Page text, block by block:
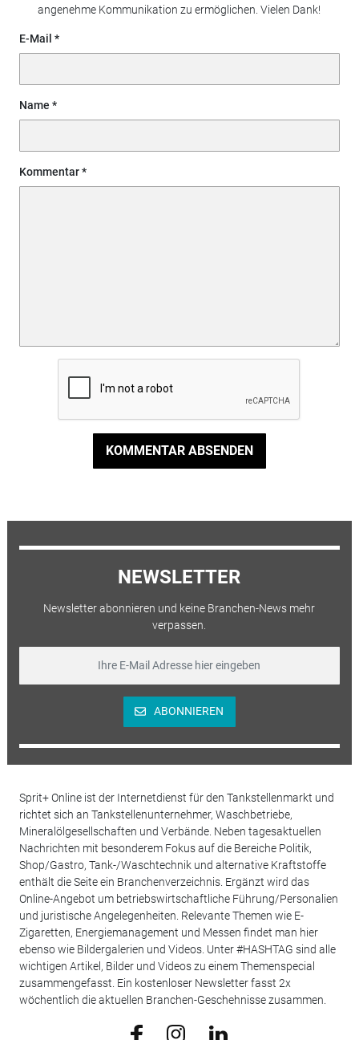
angenehme Kommunikation zu ermöglichen. Vielen Dank!
E-Mail
Name
Kommentar
KOMMENTAR ABSENDEN
NEWSLETTER
Newsletter abonnieren und keine Branchen-News mehr
verpassen.
ABONNIEREN
Sprit+ Online ist der Internetdienst für den Tankstellenmarkt und
richtet sich an Tankstellenunternehmer, Waschbetriebe,
Mineralölgesellschaften und Verbände. Neben tagesaktuellen
Nachrichten mit besonderem Fokus auf die Bereiche Politik,
Shop/Gastro, Tank-/Waschtechnik und alternative Kraftstoffe
enthält die Seite ein Branchenverzeichnis. Ergänzt wird das
Online-Angebot um betriebswirtschaftliche Führung/Personalien
und juristische Angelegenheiten. Relevante Themen wie E-
Zigaretten, Energiemanagement und Messen findet man hier
ebenso wie Bildergalerien und Videos. Unter #HASHTAG sind alle
wichtigen Artikel, Bilder und Videos zu einem Themenspecial
zusammengefasst. Ein kostenloser Newsletter fasst 2x
wöchentlich die aktuellen Branchen-Geschehnisse zusammen.